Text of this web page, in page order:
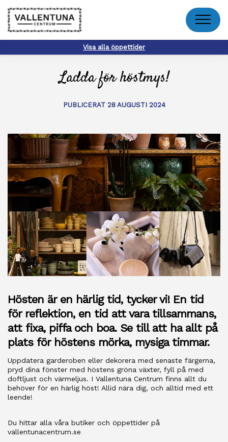
Meny
Visa alla öppettider
Ladda för höstmys!
PUBLICERAT 28 AUGUSTI 2024
Hösten är en härlig tid, tycker vi! En tid
för reflektion, en tid att vara tillsammans,
att fixa, piffa och boa. Se till att ha allt på
plats för höstens mörka, mysiga timmar.
Uppdatera garderoben eller dekorera med senaste färgerna,
pryd dina fönster med höstens gröna växter, fyll på med
doftljust och värmeljus. I Vallentuna Centrum finns allt du
behöver för en härlig höst! Allid nära dig, och alltid med ett
leende!
Du hittar alla våra butiker och öppettider på
vallentunacentrum.se